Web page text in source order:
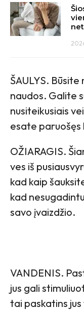
ŠAULYS.
naudos. Galite
nusiteikusiais
esate paruošęs
OŽIARAGIS.
ves iš
kad kaip
kad
savo įvaizdžio.
VANDENIS.
jus gali
tai paskatins